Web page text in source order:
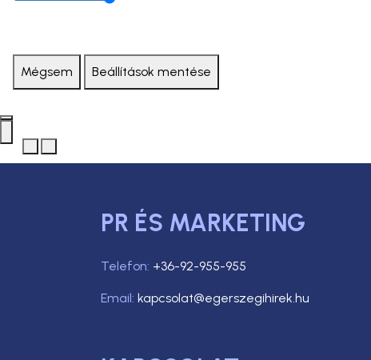
Mégsem Beállítások mentése
PR ÉS MARKETING
Telefon: +36-92-955-955
Email: kapcsolat@egerszegihirek.hu